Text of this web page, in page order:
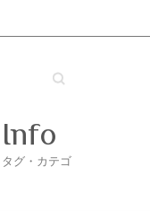
Search
グ・カテゴ